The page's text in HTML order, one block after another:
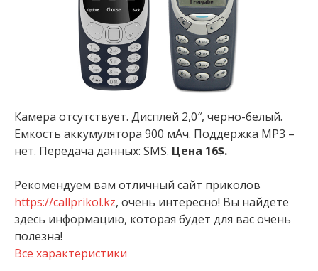
Камера отсутствует. Дисплей 2,0″, черно-белый.
Емкость аккумулятора 900 мАч. Поддержка MP3 –
нет. Передача данных: SMS. Цена 16$.
Рекомендуем вам отличный сайт приколов
https://callprikol.kz, очень интересно! Вы найдете
здесь информацию, которая будет для вас очень
полезна!
Все характеристики